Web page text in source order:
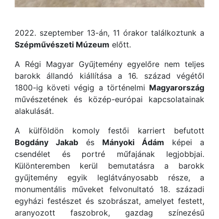
2022. szeptember 13-án, 11 órakor találkoztunk a
Szépművészeti Múzeum előtt.
A Régi Magyar Gyűjtemény egyelőre nem teljes
barokk állandó kiállítása a 16. század végétől
1800-ig követi végig a történelmi Magyarország
művészetének és közép-európai kapcsolatainak
alakulását.
A külföldön komoly festői karriert befutott
Bogdány Jakab és Mányoki Ádám képei a
csendélet és portré műfajának legjobbjai.
Különteremben kerül bemutatásra a barokk
gyűjtemény egyik leglátványosabb része, a
monumentális műveket felvonultató 18. századi
egyházi festészet és szobrászat, amelyet festett,
aranyozott faszobrok, gazdag színezésű